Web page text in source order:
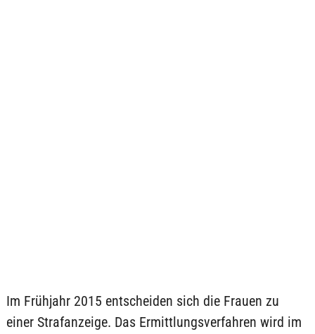
Im Frühjahr 2015 entscheiden sich die Frauen zu
einer Strafanzeige. Das Ermittlungsverfahren wird im